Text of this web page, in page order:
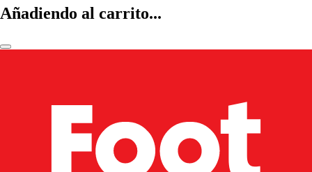
Añadiendo al carrito...